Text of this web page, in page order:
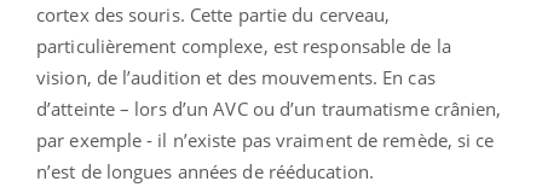
cortex des souris. Cette partie du cerveau,
particulièrement complexe, est responsable de la
vision, de l’audition et des mouvements. En cas
d’atteinte – lors d’un AVC ou d’un traumatisme crânien,
par exemple - il n’existe pas vraiment de remède, si ce
n’est de longues années de rééducation.